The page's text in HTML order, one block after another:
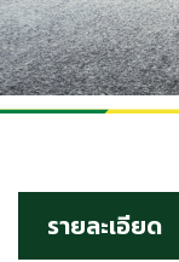
รายละเอียด